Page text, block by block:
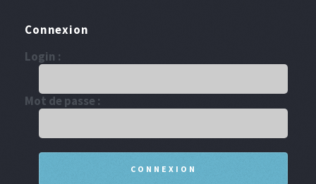
Connexion
Login :
Mot de passe :